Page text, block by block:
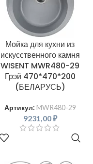
Мойка для кухни из
искусственного камня
WISENT MWR480-29
Грэй 470*470*200
(БЕЛАРУСЬ)
Артикул: MWR480-29
9231,00₽